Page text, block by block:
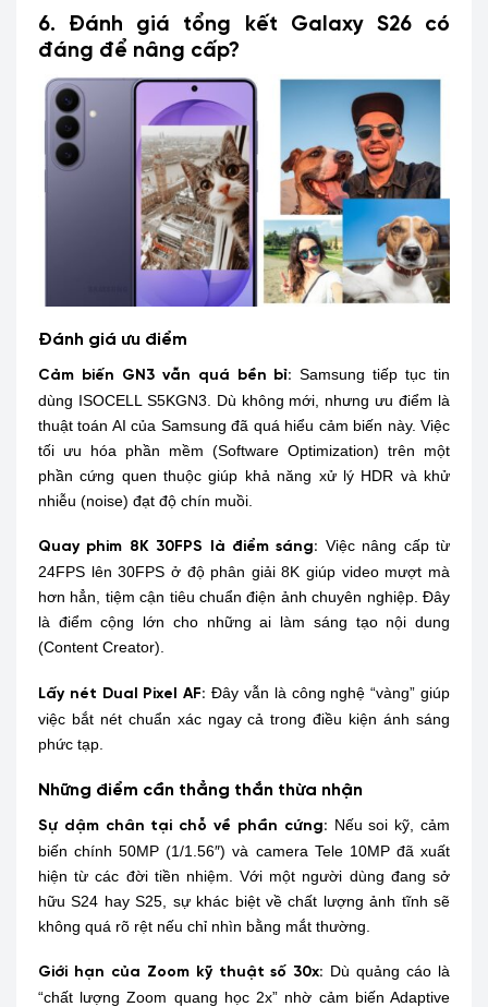
6. Đánh giá tổng kết Galaxy S26 có
đáng để nâng cấp?
Đánh giá ưu điểm
Cảm biến GN3 vẫn quá bền bỉ: Samsung tiếp tục tin
dùng ISOCELL S5KGN3. Dù không mới, nhưng ưu điểm là
thuật toán AI của Samsung đã quá hiểu cảm biến này. Việc
tối ưu hóa phần mềm (Software Optimization) trên một
phần cứng quen thuộc giúp khả năng xử lý HDR và khử
nhiễu (noise) đạt độ chín muồi.
Quay phim 8K 30FPS là điểm sáng: Việc nâng cấp từ
24FPS lên 30FPS ở độ phân giải 8K giúp video mượt mà
hơn hẳn, tiệm cận tiêu chuẩn điện ảnh chuyên nghiệp. Đây
là điểm cộng lớn cho những ai làm sáng tạo nội dung
(Content Creator).
Lấy nét Dual Pixel AF: Đây vẫn là công nghệ “vàng” giúp
việc bắt nét chuẩn xác ngay cả trong điều kiện ánh sáng
phức tạp.
Những điểm cần thẳng thắn thừa nhận
Sự dậm chân tại chỗ về phần cứng: Nếu soi kỹ, cảm
biến chính 50MP (1/1.56″) và camera Tele 10MP đã xuất
hiện từ các đời tiền nhiệm. Với một người dùng đang sở
hữu S24 hay S25, sự khác biệt về chất lượng ảnh tĩnh sẽ
không quá rõ rệt nếu chỉ nhìn bằng mắt thường.
Giới hạn của Zoom kỹ thuật số 30x: Dù quảng cáo là
“chất lượng Zoom quang học 2x” nhờ cảm biến Adaptive